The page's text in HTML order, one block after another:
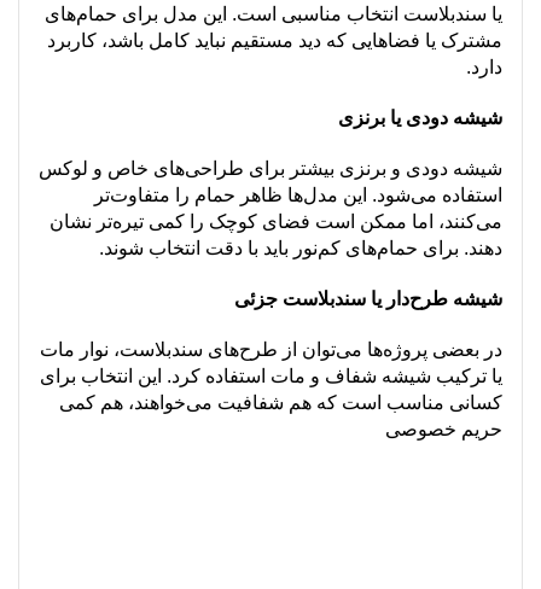
یا سندبلاست انتخاب مناسبی است. این مدل برای حمام‌های
مشترک یا فضاهایی که دید مستقیم نباید کامل باشد، کاربرد
دارد.
شیشه دودی یا برنزی
شیشه دودی و برنزی بیشتر برای طراحی‌های خاص و لوکس
استفاده می‌شود. این مدل‌ها ظاهر حمام را متفاوت‌تر
می‌کنند، اما ممکن است فضای کوچک را کمی تیره‌تر نشان
دهند. برای حمام‌های کم‌نور باید با دقت انتخاب شوند.
شیشه طرح‌دار یا سندبلاست جزئی
در بعضی پروژه‌ها می‌توان از طرح‌های سندبلاست، نوار مات
یا ترکیب شیشه شفاف و مات استفاده کرد. این انتخاب برای
کسانی مناسب است که هم شفافیت می‌خواهند، هم کمی
حریم خصوصی